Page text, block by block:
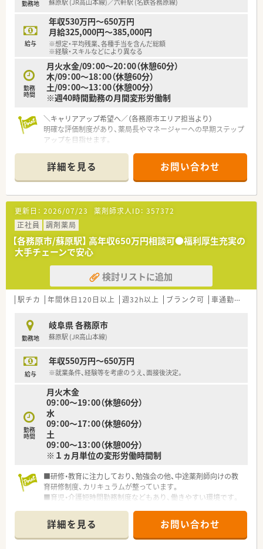
勤務地
給与
年収530万円～650万円
月給325,000円～385,000円
※想定・平均残業、各種手当を含んだ総額
※経験・スキルなどにより異なる
勤務
時間
月火水金/09：00～20：00（休憩60分）
木/09：00～18：00（休憩60分）
土/09：00～13：00（休憩00分）
※週40時間勤務の月間変形労働制
＼キャリアアップ希望へ／（各務原市エリア担当より）
明確な評価制度があり、薬局長やマネージャーへの早期ステップ
アップを目指せます。
【店舗情報と応需状況について】
■六軒駅または蘇原駅から徒歩15分の場所に位置しており、通
勤しやすい立地の調剤薬局でございます。
■皮膚科メインの処方箋を1日あたり平均65枚ほど応需してお
り、専門的な知識を深めることができます。
■常時2名から3名の薬剤師と医療事務が在籍しており、協力し
ながら業務を進められる体制が整っております。
【職場環境と雰囲気】
■ヘルプ体制がしっかりと整っているため、調剤未経験の方やブ
ランクがある方でも安心してご勤務いただけます。
■充実した福利厚生が用意されており、テーマパークの割引利用
などご家族で楽しめる制度が好評でございます。
■労働組合が組織されているため、従業員の意見が反映されやす
【こんな取り組みをしています】
■最新のシステム導入を進めることで、薬剤師が患者様とのコミ
■認定薬剤師資格の取得支援や外部研修への参加費用補助など、
自己研鑽を後押しする制度が充実しております。
育休の推進など多様な働き方を応援しております。
詳細を見る お問い合わせ
更新日： 2026/07/23 薬剤師求人ID： 357372
正社員
調剤薬局
【各務原市/蘇原駅】 高年収650万円相談可●福利厚生充実の
大手チェーンで安心
検討リストに追加
駅チカ 年間休日120日以上 週32h以上 ブランク可 車通勤可
勤務地
岐阜県 各務原市
蘇原駅 (JR高山本線)
給与
年収550万円～650万円
※就業条件、経験等を考慮のうえ、面接後決定。
勤務
時間
月火木金
09：00～19：00（休憩60分）
水
09：00～17：00（休憩60分）
土
09：00～13：00（休憩00分）
※１ヵ月単位の変形労働時間制
■研修・教育に注力しており、勉強会の他、中途薬剤師向けの教
育研修制度、カリキュラムが整っています。
■育児・介護短時間勤務制度などもあり、働きやすい環境です。
詳細を見る お問い合わせ